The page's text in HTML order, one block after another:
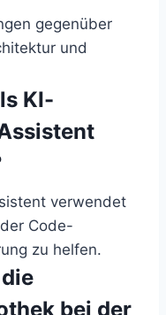
gegenüber
und
KI-
verwendet
Code-
zu helfen.
bei der